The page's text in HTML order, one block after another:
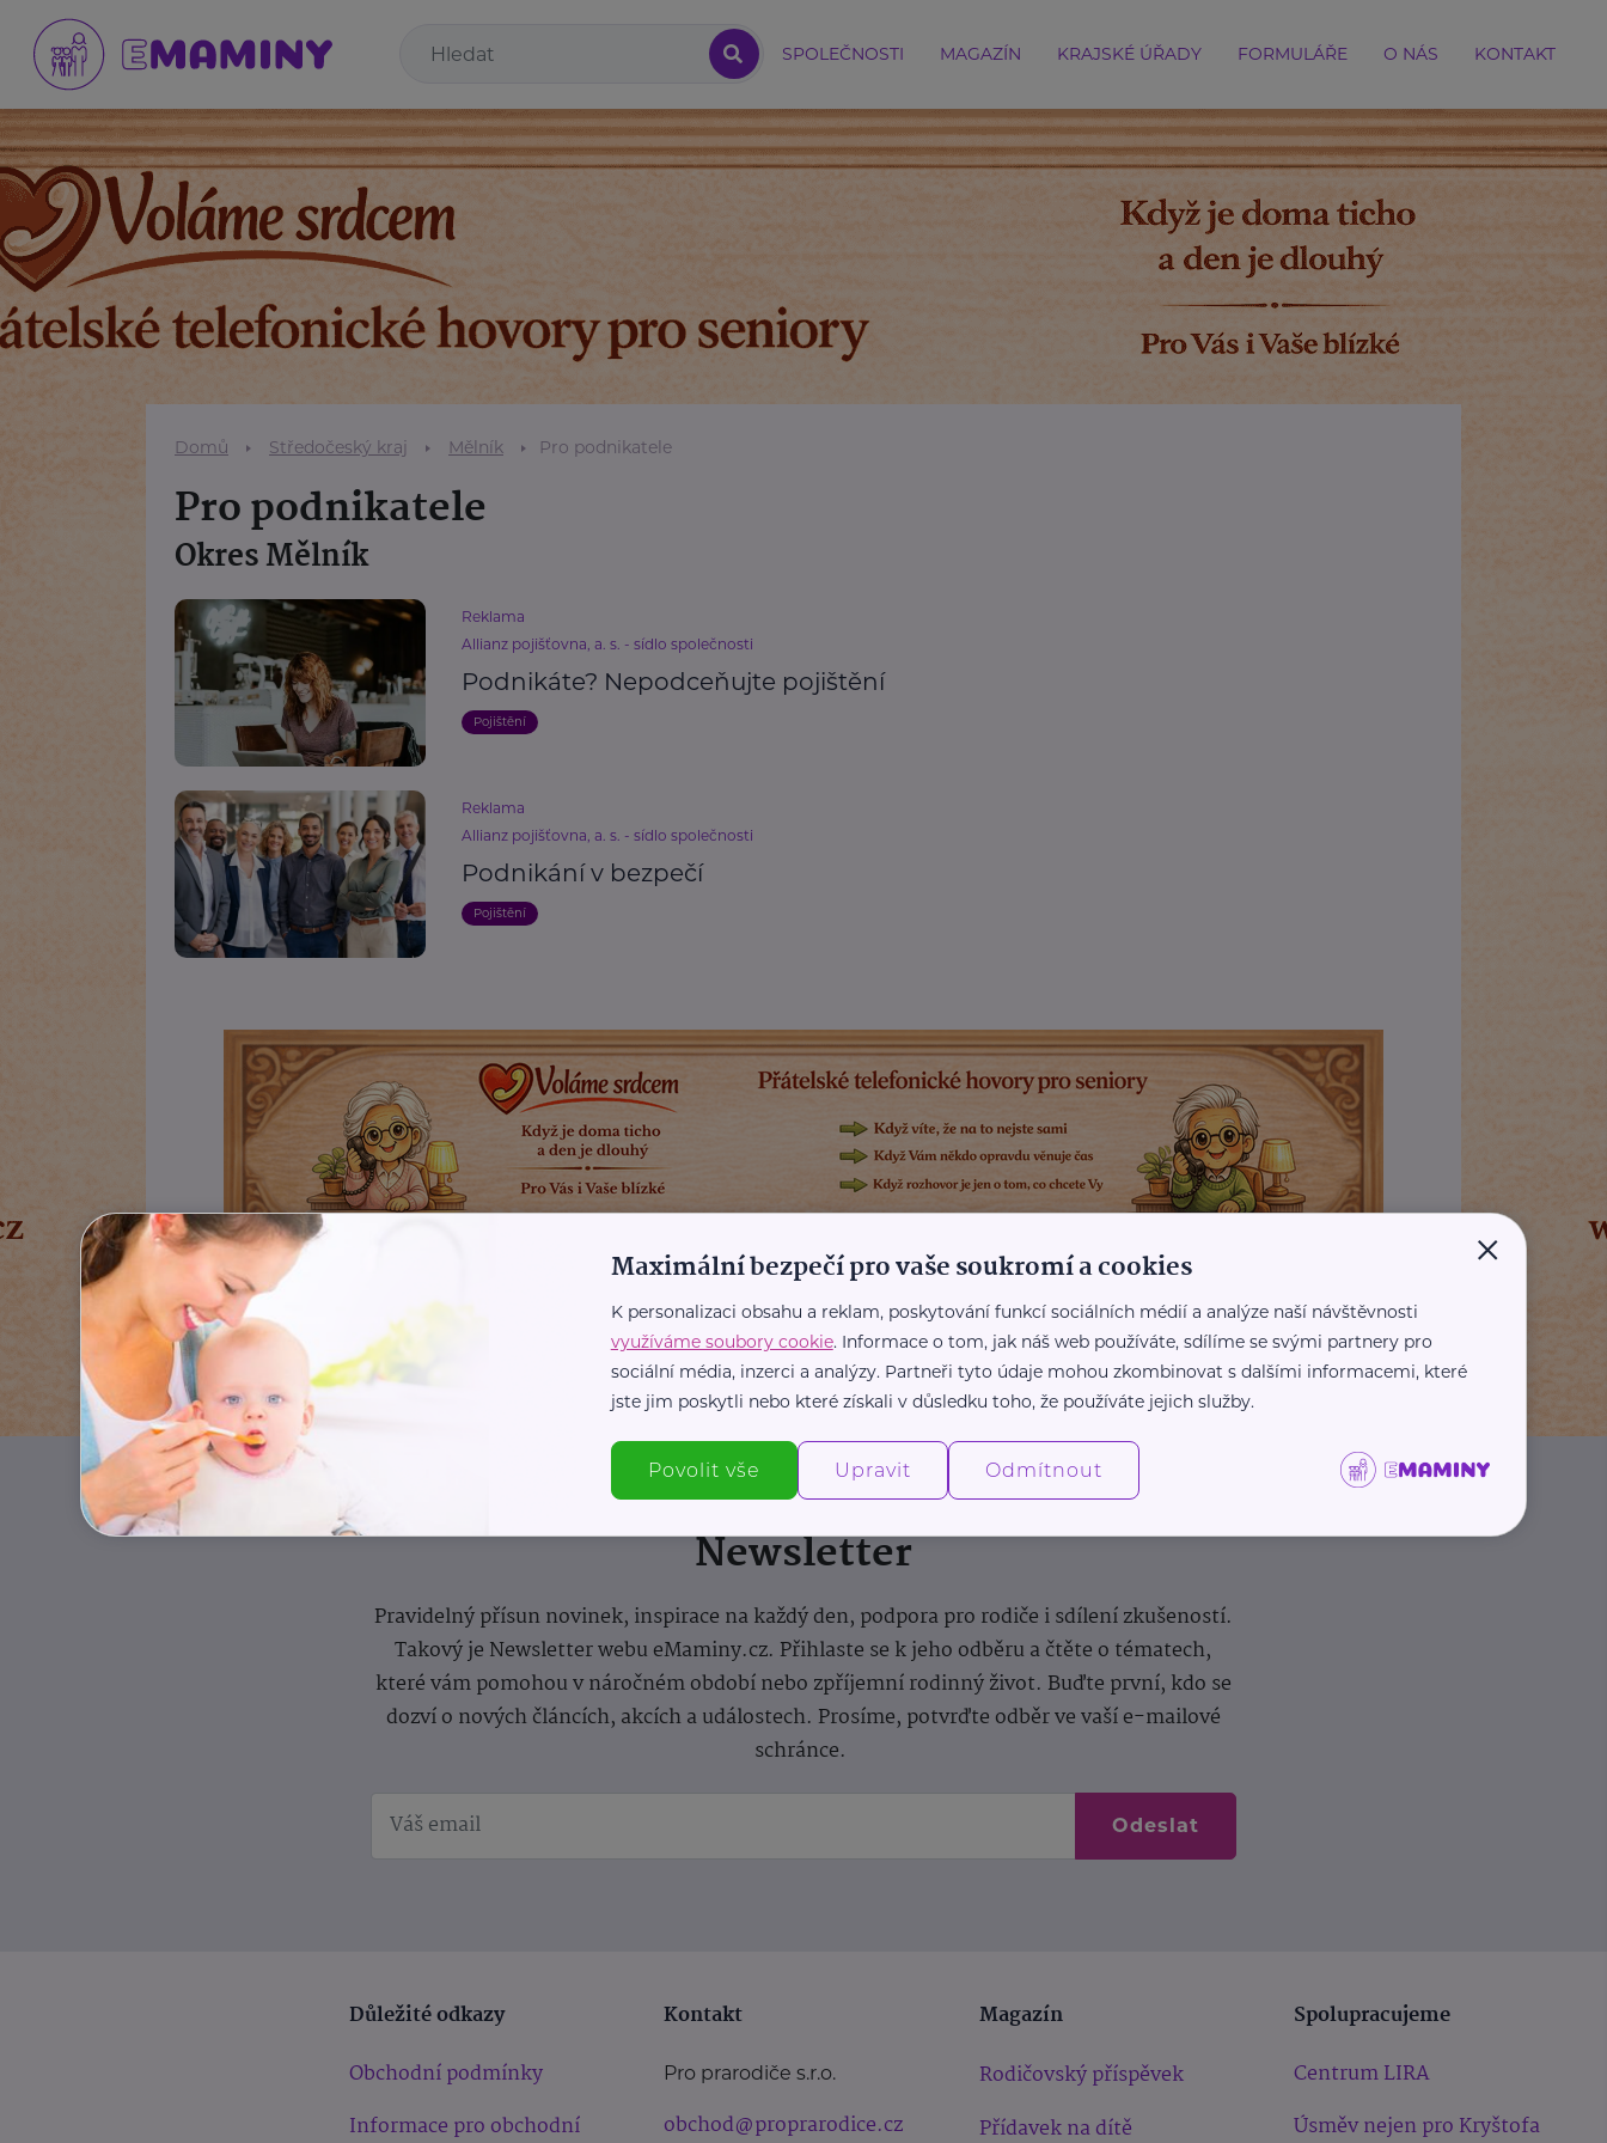
SPOLEČNOSTI MAGAZÍN KRAJSKÉ ÚŘADY FORMULÁŘE O NÁS KONTAKT
Domů Středočeský kraj Mělník Pro podnikatele
Pro podnikatele
Okres Mělník
Reklama
Allianz pojišťovna, a. s. - sídlo společnosti
Podnikáte? Nepodceňujte pojištění
Pojištění
Reklama
Allianz pojišťovna, a. s. - sídlo společnosti
Podnikání v bezpečí
Pojištění
REKLAMA
Newsletter
Pravidelný přísun novinek, inspirace na každý den, podpora pro rodiče i sdílení zkušeností.
Takový je Newsletter webu eMaminy.cz. Přihlaste se k jeho odběru a čtěte o tématech,
které vám pomohou v náročném období nebo zpříjemní rodinný život. Buďte první, kdo se
dozví o nových článcích, akcích a událostech. Prosíme, potvrďte odběr ve vaší e-mailové
schránce.
Odeslat
Důležité odkazy
Obchodní podmínky
Informace pro obchodní
Kontakt
Pro prarodiče s.r.o.
obchod@proprarodice.cz
Magazín
Rodičovský příspěvek
Přídavek na dítě
Spolupracujeme
Centrum LIRA
Úsměv nejen pro Kryštofa
×
Maximální bezpečí pro vaše soukromí a cookies
K personalizaci obsahu a reklam, poskytování funkcí sociálních médií a analýze naší návštěvnosti
využíváme soubory cookie. Informace o tom, jak náš web používáte, sdílíme se svými partnery pro
sociální média, inzerci a analýzy. Partneři tyto údaje mohou zkombinovat s dalšími informacemi, které
jste jim poskytli nebo které získali v důsledku toho, že používáte jejich služby.
Povolit vše Upravit Odmítnout